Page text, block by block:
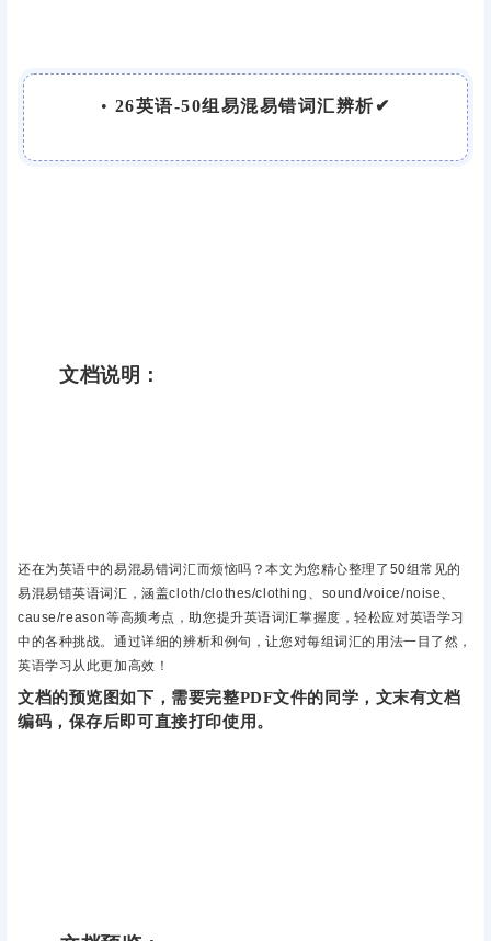
• 26英语-50组易混易错词汇辨析✔
文档说明：
还在为英语中的易混易错词汇而烦恼吗？本文为您精心整理了50组常见的
易混易错英语词汇，涵盖cloth/clothes/clothing、sound/voice/noise、
cause/reason等高频考点，助您提升英语词汇掌握度，轻松应对英语学习
中的各种挑战。通过详细的辨析和例句，让您对每组词汇的用法一目了然，
英语学习从此更加高效！
文档的预览图如下，需要完整PDF文件的同学，文末有文档
编码，保存后即可直接打印使用。